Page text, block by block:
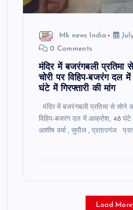
Mk news India
0 Comments
मंदिर में बजरंगबली
चोरी पर विहिप-बजरंग दल
घंटे में गिरफ्तारी की मांग
मंदिर में बजरंगबली प्रतिमा से सोने
विहिप-बजरंग दल में आक्रोश, 48 घंटे में
आशीष वर्मा , सुपौल , प्रतापगंज
Load More